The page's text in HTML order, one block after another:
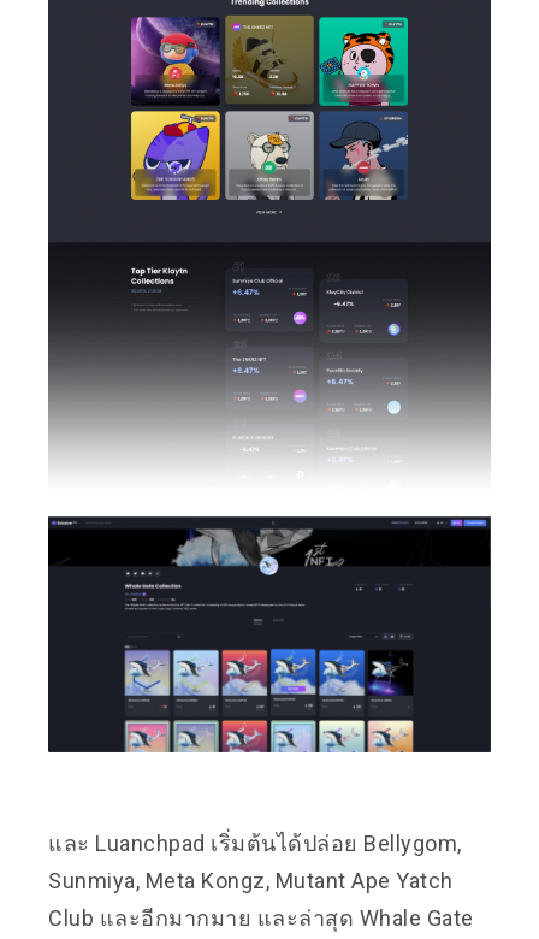
และ Luanchpad เริ่มต้นได้ปล่อย Bellygom,
Sunmiya, Meta Kongz, Mutant Ape Yatch
Club และอีกมากมาย และล่าสุด Whale Gate